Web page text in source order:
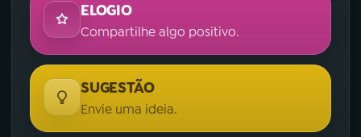
ELOGIO
Compartilhe algo positivo.
SUGESTÃO
Envie uma ideia.